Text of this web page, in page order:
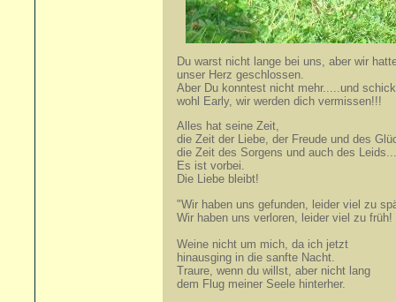
Du warst nicht lange bei uns, aber wir
unser Herz geschlossen.
Aber Du konntest nicht mehr.....und
wohl Early, wir werden dich vermissen!!!
Alles hat seine Zeit,
die Zeit der Liebe, der Freude und des
die Zeit des Sorgens und auch des
Es ist vorbei.
Die Liebe bleibt!
"Wir haben uns gefunden, leider viel zu
Wir haben uns verloren, leider viel zu früh!
Weine nicht um mich, da ich jetzt
hinausging in die sanfte Nacht.
Traure, wenn du willst, aber nicht lang
dem Flug meiner Seele hinterher.